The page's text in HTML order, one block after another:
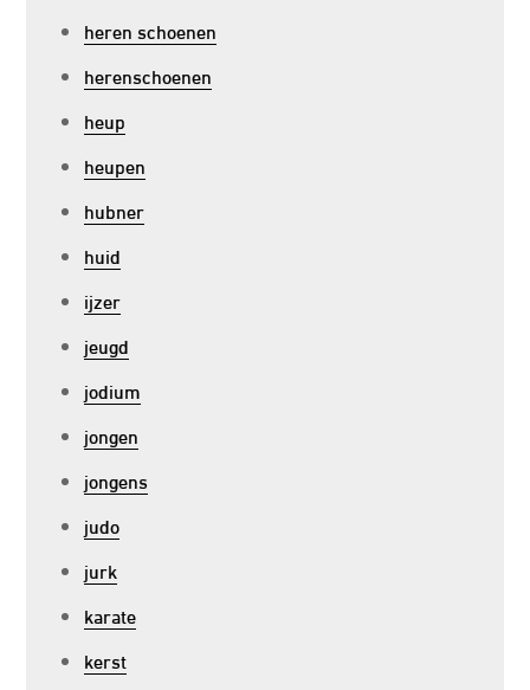
heren schoenen
herenschoenen
heup
heupen
hubner
huid
ijzer
jeugd
jodium
jongen
jongens
judo
jurk
karate
kerst